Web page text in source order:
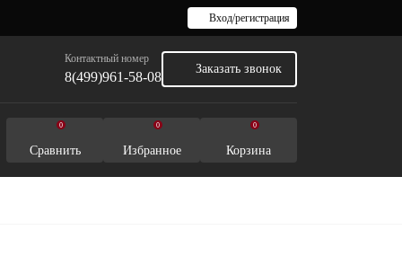
Вход/регистрация
Контактный номер
8(499)961-58-08
Заказать звонок
0
Сравнить
0
Избранное
0
Корзина